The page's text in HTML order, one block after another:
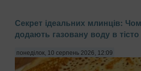
Секрет ідеальних млинців:
додають газовану воду в тісто
понеділок, 10 серпень 2026, 12:09